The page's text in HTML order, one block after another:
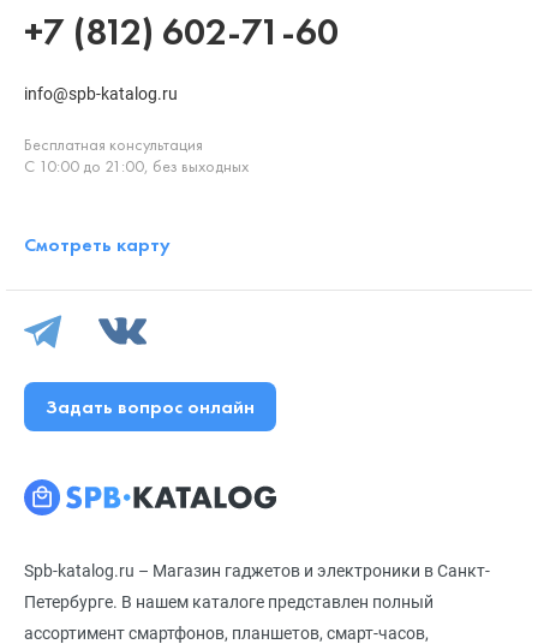
Spb-katalog.ru – Магазин гаджетов и электроники в Санкт-
Петербурге. В нашем каталоге представлен полный
ассортимент смартфонов, планшетов, смарт-часов,
+7 (812) 602-71-60
info@spb-katalog.ru
Бесплатная консультация
С 10:00 до 21:00, без выходных
Смотреть карту
Задать вопрос онлайн